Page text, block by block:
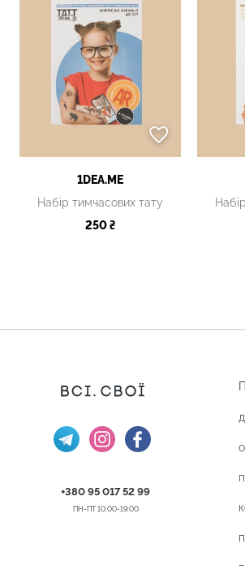
1DEA.ME
Набір тимчасових тату
250 ₴
+380 95 017 52 99
ПН-ПТ 10:00-19:00